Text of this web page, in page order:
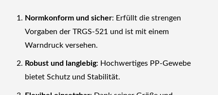
Normkonform und sicher: Erfüllt die strengen
Vorgaben der TRGS-521 und ist mit einem
Warndruck versehen.
Robust und langlebig: Hochwertiges PP-Gewebe
bietet Schutz und Stabilität.